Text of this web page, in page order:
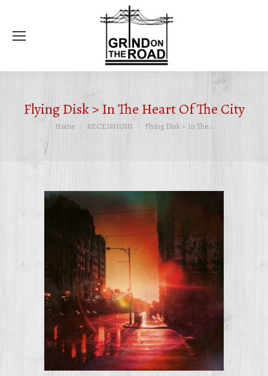
Flying Disk > In The Heart Of The City
Tu sei qui:
Home RECENSIONI Flying Disk > In The…